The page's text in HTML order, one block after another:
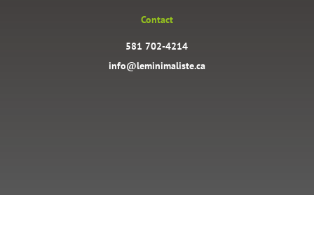
Contact
581 702-4214
info@leminimaliste.ca